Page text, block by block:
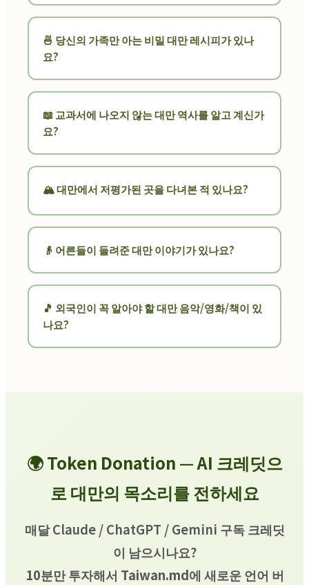
🍜 당신의 가족만 아는 비밀 대만 레시피가 있나
요?
📖 교과서에 나오지 않는 대만 역사를 알고 계신가
요?
🏔️ 대만에서 저평가된 곳을 다녀본 적 있나요?
👴 어른들이 들려준 대만 이야기가 있나요?
🎵 외국인이 꼭 알아야 할 대만 음악/영화/책이 있
나요?
🌍 Token Donation — AI 크레딧으
로 대만의 목소리를 전하세요
매달 Claude / ChatGPT / Gemini 구독 크레딧
이 남으시나요?
10분만 투자해서 Taiwan.md에 새로운 언어 버